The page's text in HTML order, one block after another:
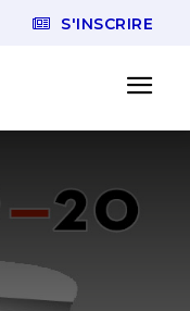
S'INSCRIRE